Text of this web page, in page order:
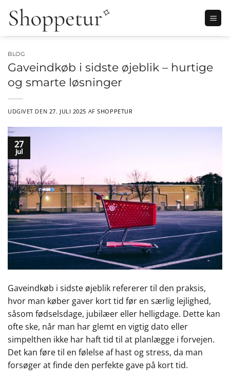
Fortsæt
BLOG
Gaveindkøb i sidste øjeblik – hurtige
og smarte løsninger
UDGIVET DEN 27. JULI 2025 AFSHOPPETUR
27
jul
Gaveindkøb i sidste øjeblik refererer til den praksis,
hvor man køber gaver kort tid før en særlig lejlighed,
såsom fødselsdage, jubilæer eller helligdage. Dette kan
ofte ske, når man har glemt en vigtig dato eller
simpelthen ikke har haft tid til at planlægge i forvejen.
Det kan føre til en følelse af hast og stress, da man
forsøger at finde den perfekte gave på kort tid.